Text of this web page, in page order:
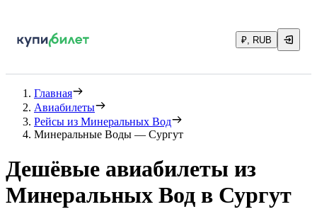
₽, RUB
Главная
Авиабилеты
Рейсы из Минеральных Вод
Минеральные Воды — Сургут
Дешёвые авиабилеты из
Минеральных Вод в Сургут